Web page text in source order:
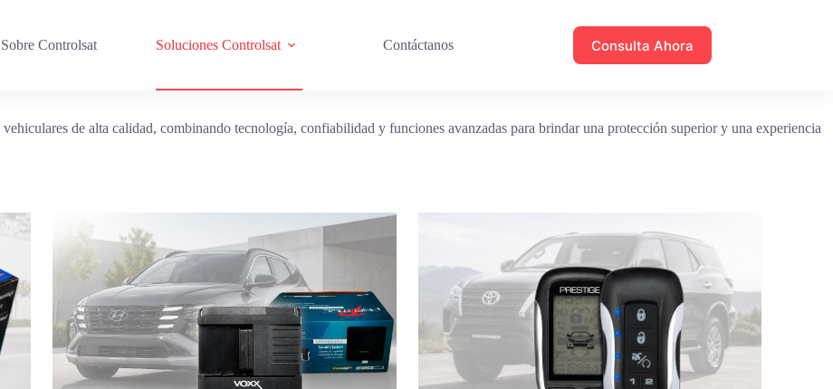
Sobre Controlsat Soluciones Controlsat Contáctanos Consulta Ahora
de alta calidad, combinando tecnología, confiabilidad y funciones avanzadas para brindar una protección superior y una experiencia